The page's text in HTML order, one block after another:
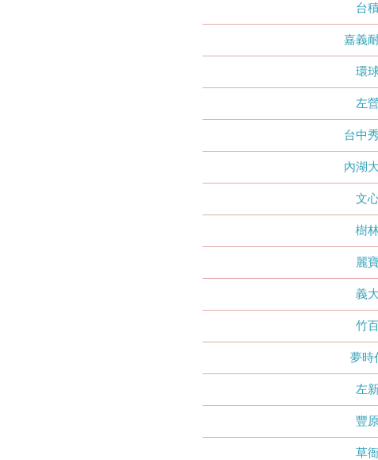
台
嘉義
環
左
台中
內湖
文
樹
麗
義
竹
夢時
左
豐
草